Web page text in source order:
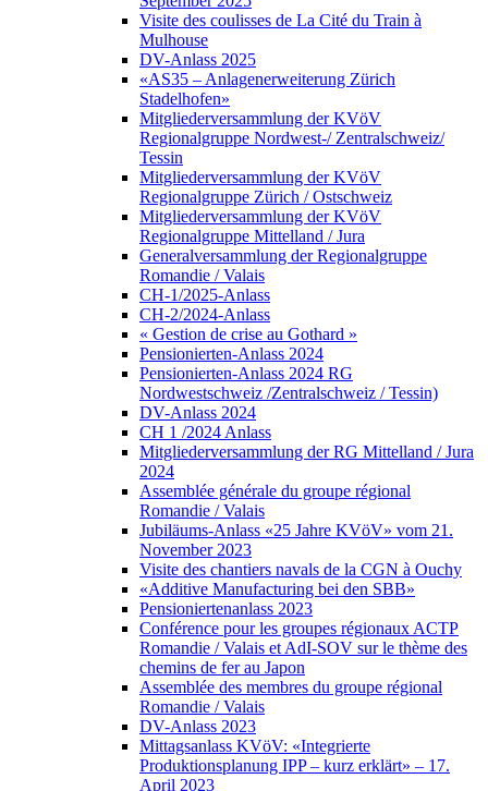
Visite des coulisses de La Cité du Train à
Mulhouse
DV-Anlass 2025
«AS35 – Anlagenerweiterung Zürich
Stadelhofen»
Mitgliederversammlung der KVöV
Regionalgruppe Nordwest-/ Zentralschweiz/
Tessin
Mitgliederversammlung der KVöV
Regionalgruppe Zürich / Ostschweiz
Mitgliederversammlung der KVöV
Regionalgruppe Mittelland / Jura
Generalversammlung der Regionalgruppe
Romandie / Valais
CH-1/2025-Anlass
CH-2/2024-Anlass
« Gestion de crise au Gothard »
Pensionierten-Anlass 2024
Pensionierten-Anlass 2024 RG
Nordwestschweiz /Zentralschweiz / Tessin)
DV-Anlass 2024
CH 1 /2024 Anlass
Mitgliederversammlung der RG Mittelland / Jura
2024
Assemblée générale du groupe régional
Romandie / Valais
Jubiläums-Anlass «25 Jahre KVöV» vom 21.
November 2023
Visite des chantiers navals de la CGN à Ouchy
«Additive Manufacturing bei den SBB»
Pensioniertenanlass 2023
Conférence pour les groupes régionaux ACTP
Romandie / Valais et AdI-SOV sur le thème des
chemins de fer au Japon
Assemblée des membres du groupe régional
Romandie / Valais
DV-Anlass 2023
Mittagsanlass KVöV: «Integrierte
Produktionsplanung IPP – kurz erklärt» – 17.
April 2023